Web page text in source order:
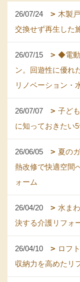
26/07/24
木製
交換せず再生した
26/07/15
◆電動
ン。回遊性に優れ
リノベーション・
26/07/07
子ど
に知っておきたい
26/06/05
夏の
熱改修で快適空間
ォーム
26/04/20
水ま
決する介護リフォ
26/04/10
ロフ
収納力を高めたリ